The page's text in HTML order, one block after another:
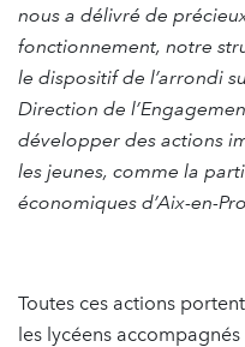
nous a délivré de
fonctionnement, notre
le dispositif de l’arrondi
Direction de
développer des actions
les jeunes, comme la
économiques d’Aix-en-
Toutes ces actions
les lycéens